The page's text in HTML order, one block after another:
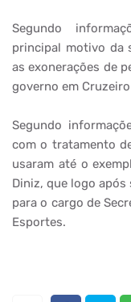
Segundo
principal motivo da
as exonerações de
governo em
Segundo
com o tratamento
usaram até o
Diniz, que logo
para o cargo de
Esportes.